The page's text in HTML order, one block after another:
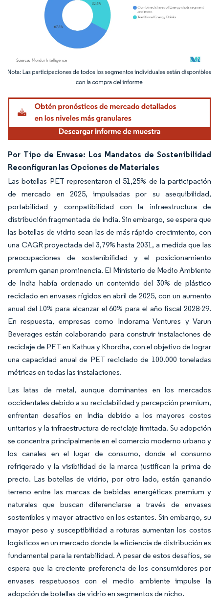
Imagen © Mordor Intelligence. El uso requiere atribución según CC BY 4.0.
Por Tipo de Envase: Los Mandatos de Sostenibilidad
Reconfiguran las Opciones de Materiales
Las botellas PET representaron el 51,25% de la participación
de mercado en 2025, impulsadas por su asequibilidad,
portabilidad y compatibilidad con la infraestructura de
distribución fragmentada de India. Sin embargo, se espera que
las botellas de vidrio sean las de más rápido crecimiento, con
una CAGR proyectada del 3,79% hasta 2031, a medida que las
preocupaciones de sostenibilidad y el posicionamiento
premium ganan prominencia. El Ministerio de Medio Ambiente
de India había ordenado un contenido del 30% de plástico
reciclado en envases rígidos en abril de 2025, con un aumento
anual del 10% para alcanzar el 60% para el año fiscal 2028-29.
En respuesta, empresas como Indorama Ventures y Varun
Beverages están colaborando para construir instalaciones de
reciclaje de PET en Kathua y Khordha, con el objetivo de lograr
una capacidad anual de PET reciclado de 100.000 toneladas
métricas en todas las instalaciones.
Las latas de metal, aunque dominantes en los mercados
occidentales debido a su reciclabilidad y percepción premium,
enfrentan desafíos en India debido a los mayores costos
unitarios y la infraestructura de reciclaje limitada. Su adopción
se concentra principalmente en el comercio moderno urbano y
los canales en el lugar de consumo, donde el consumo
refrigerado y la visibilidad de la marca justifican la prima de
precio. Las botellas de vidrio, por otro lado, están ganando
terreno entre las marcas de bebidas energéticas premium y
naturales que buscan diferenciarse a través de envases
sostenibles y mayor atractivo en los estantes. Sin embargo, su
mayor peso y susceptibilidad a roturas aumentan los costos
logísticos en un mercado donde la eficiencia de distribución es
fundamental para la rentabilidad. A pesar de estos desafíos, se
espera que la creciente preferencia de los consumidores por
envases respetuosos con el medio ambiente impulse la
adopción de botellas de vidrio en segmentos de nicho.